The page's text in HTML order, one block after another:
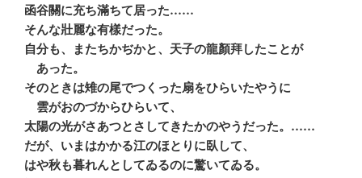
函谷關に充ち滿ちて居った……
そんな壯麗な有樣だった。
自分も、またちかぢかと、天子の龍顏拜したことが
あった。
そのときは雉の尾でつくった扇をひらいたやうに
雲がおのづからひらいて、
太陽の光がさあつとさしてきたかのやうだった。……
だが、いまはかかる江のほとりに臥して、
はや秋も暮れんとしてゐるのに驚いてゐる。